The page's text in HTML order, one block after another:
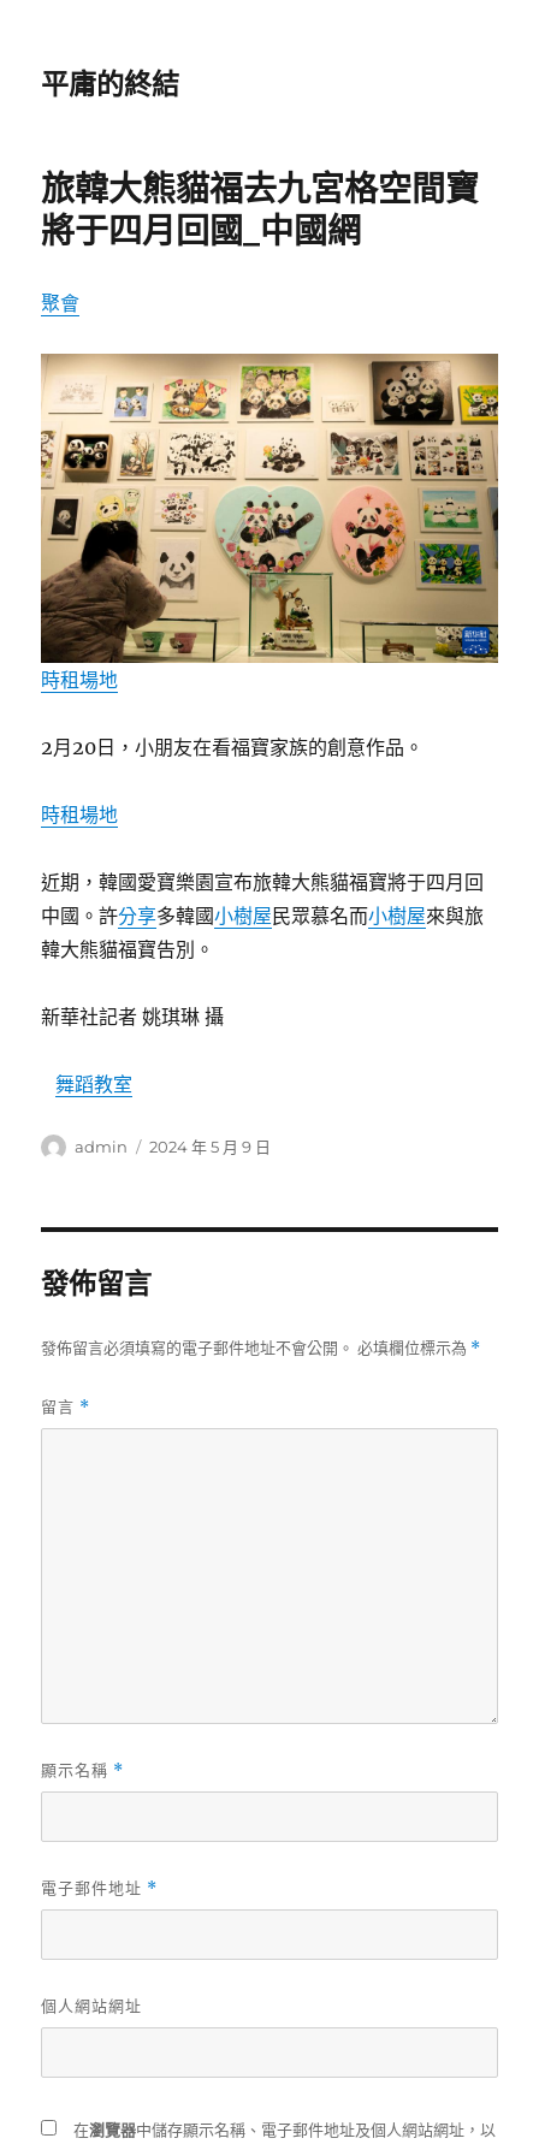
平庸的終結
旅韓大熊貓福去九宮格空間寶
將于四月回國_中國網
聚會
時租場地
2月20日，小朋友在看福寶家族的創意作品。
時租場地
近期，韓國愛寶樂園宣布旅韓大熊貓福寶將于四月回
中國。許分享多韓國小樹屋 民眾慕名而小樹屋來與旅
韓大熊貓福寶告別。
新華社記者 姚琪琳 攝
舞蹈教室
作
admin
發
2024 年 5 月 9 日
發佈留言
發佈留言必須填寫的電子郵件地址不會公開。 必填欄位標示為 *
留言 *
顯示名稱 *
電子郵件地址 *
個人網站網址
在瀏覽器中儲存顯示名稱、電子郵件地址及個人網站網址，以